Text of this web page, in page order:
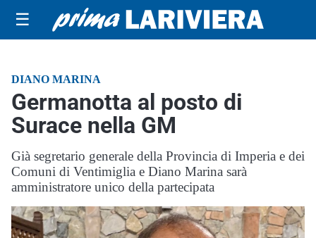
☰
DIANO MARINA
Germanotta al posto di
Surace nella GM
Già segretario generale della Provincia di Imperia e dei
Comuni di Ventimiglia e Diano Marina sarà
amministratore unico della partecipata